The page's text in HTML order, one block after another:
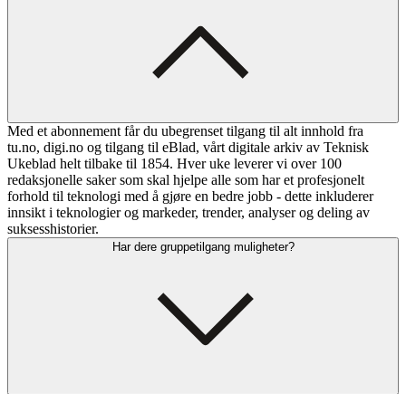
Med et abonnement får du ubegrenset tilgang til alt innhold fra
tu.no, digi.no og tilgang til eBlad, vårt digitale arkiv av Teknisk
Ukeblad helt tilbake til 1854. Hver uke leverer vi over 100
redaksjonelle saker som skal hjelpe alle som har et profesjonelt
forhold til teknologi med å gjøre en bedre jobb - dette inkluderer
innsikt i teknologier og markeder, trender, analyser og deling av
suksesshistorier.
Har dere gruppetilgang muligheter?